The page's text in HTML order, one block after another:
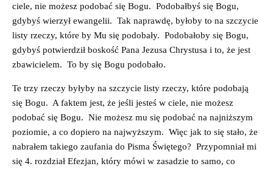
ciele, nie możesz podobać się Bogu. Podobałbyś się Bogu,
gdybyś wierzył ewangelii. Tak naprawdę, byłoby to na szczycie
listy rzeczy, które by Mu się podobały. Podobałoby się Bogu,
gdybyś potwierdził boskość Pana Jezusa Chrystusa i to, że jest
zbawicielem. To by się Bogu podobało.
Te trzy rzeczy byłyby na szczycie listy rzeczy, które podobają
się Bogu. A faktem jest, że jeśli jesteś w ciele, nie możesz
podobać się Bogu. Nie możesz mu się podobać na najniższym
poziomie, a co dopiero na najwyższym. Więc jak to się stało, że
nabrałem takiego zaufania do Pisma Świętego? Przypomniał mi
się 4. rozdział Efezjan, który mówi w zasadzie to samo, co